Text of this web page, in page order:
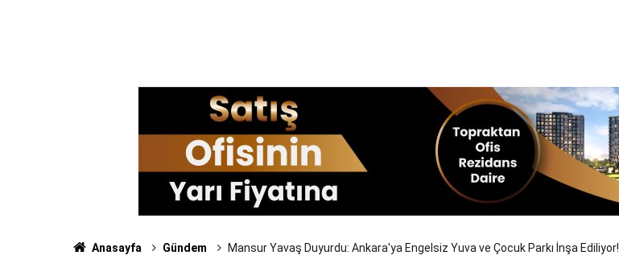
Anasayfa Gündem Mansur Yavaş Duyurdu: Ankara'ya Engelsiz Yuva ve Çocuk Parkı İnşa Ediliyor!